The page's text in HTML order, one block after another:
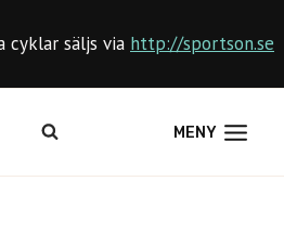
cyklar säljs via http://sportson.se
MENY